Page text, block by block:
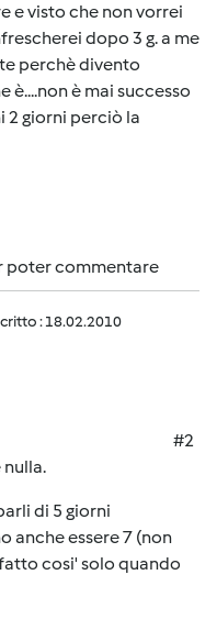
e visto che non vorrei
dopo 3 g. a me
perchè divento
è....non è mai successo
2 giorni perciò la
poter commentare
: 18.02.2010
#2
di 5 giorni
anche essere 7 (non
cosi' solo quando